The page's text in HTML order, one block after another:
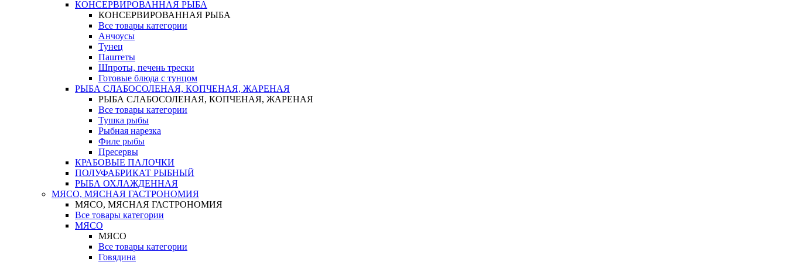
КОНСЕРВИРОВАННАЯ РЫБА
КОНСЕРВИРОВАННАЯ РЫБА
Все товары категории
Анчоусы
Тунец
Паштеты
Шпроты, печень трески
Готовые блюда с тунцом
РЫБА СЛАБОСОЛЕНАЯ, КОПЧЕНАЯ, ЖАРЕНАЯ
РЫБА СЛАБОСОЛЕНАЯ, КОПЧЕНАЯ, ЖАРЕНАЯ
Все товары категории
Тушка рыбы
Рыбная нарезка
Филе рыбы
Пресервы
КРАБОВЫЕ ПАЛОЧКИ
ПОЛУФАБРИКАТ РЫБНЫЙ
РЫБА ОХЛАЖДЕННАЯ
МЯСО, МЯСНАЯ ГАСТРОНОМИЯ
МЯСО, МЯСНАЯ ГАСТРОНОМИЯ
Все товары категории
МЯСО
МЯСО
Все товары категории
Говядина